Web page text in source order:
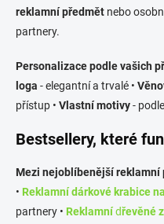
reklamní předmět nebo
partnery.
Personalizace podle vašich
loga - elegantní a trvalé •
přístup • Vlastní motivy-
Bestsellery, které
Mezi nejoblíbenější reklamní
• Reklamnídárkové krabice
partnery • Reklamnídřevěné